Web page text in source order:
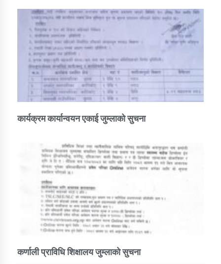
कार्यक्रम कार्यान्वयन एकाई जुम्लाको सुचना
कर्णाली प्राविधि शिक्षालय जुम्लाको सुचना